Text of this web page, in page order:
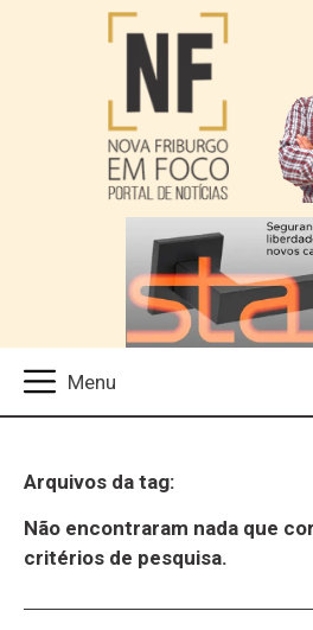
Arquivos da tag:
Não encontraram nada que
critérios de pesquisa.